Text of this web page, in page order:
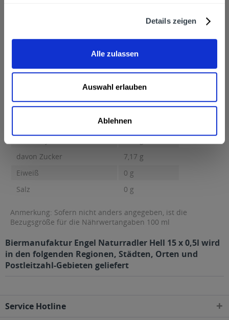
Details zeigen
Alle zulassen
Auswahl erlauben
Ablehnen
2,5% vol
0,1 g...mehr
46 kcal / 192 kJ
Fett
0,1 g
davon gesättigte Fettsäuren
0,1 g
davon Zucker
7,17 g
Eiweiß
0 g
Salz
0 g
Anmerkung: Sofern nicht anders angegeben, ist die
Bezugsgröße für die Nährwertangaben 100 ml
Biermanufaktur Engel Naturradler Hell 15 x 0,5l wird
in den folgenden Regionen, Städten, Orten und
Postleitzahl-Gebieten geliefert
Service Hotline